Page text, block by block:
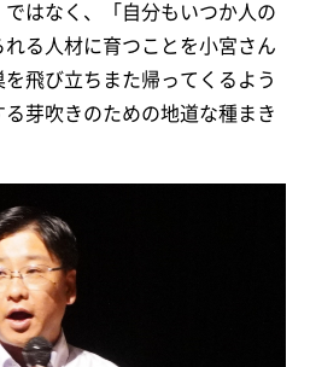
はなく、「自分もいつか人の
る人材に育つことを小宮さん
飛び立ちまた帰ってくるよう
芽吹きのための地道な種まき